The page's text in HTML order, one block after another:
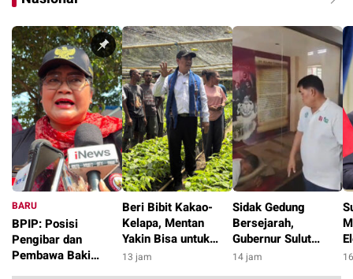
BARU
BPIP: Posisi
Pengibar dan
Pembawa Baki
9 jam
Beri Bibit Kakao-
Kelapa, Mentan
Yakin Bisa untuk
Pengentasan
13 jam
Sidak Gedung
Bersejarah,
Gubernur Sulut
Pergoki Warga Tidur
14 jam